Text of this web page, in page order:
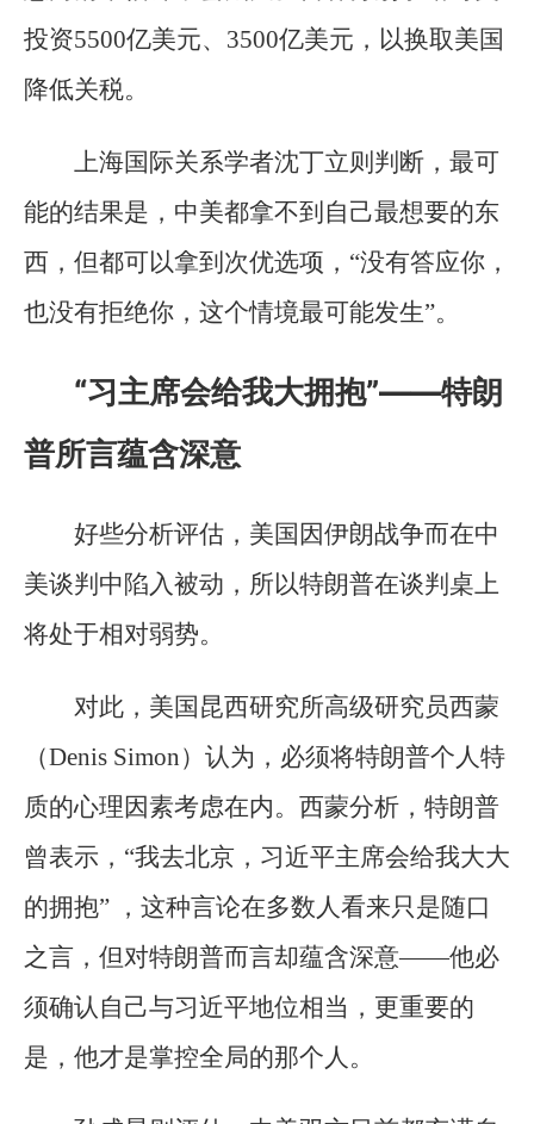
投资5500亿美元、3500亿美元，以换取美国
降低关税。
上海国际关系学者沈丁立则判断，最可
能的结果是，中美都拿不到自己最想要的东
西，但都可以拿到次优选项，“没有答应你，
也没有拒绝你，这个情境最可能发生”。
“习主席会给我大拥抱”——特朗
普所言蕴含深意
好些分析评估，美国因伊朗战争而在中
美谈判中陷入被动，所以特朗普在谈判桌上
将处于相对弱势。
对此，美国昆西研究所高级研究员西蒙
（Denis Simon）认为，必须将特朗普个人特
质的心理因素考虑在内。西蒙分析，特朗普
曾表示，“我去北京，习近平主席会给我大大
的拥抱” ，这种言论在多数人看来只是随口
之言，但对特朗普而言却蕴含深意——他必
须确认自己与习近平地位相当，更重要的
是，他才是掌控全局的那个人。